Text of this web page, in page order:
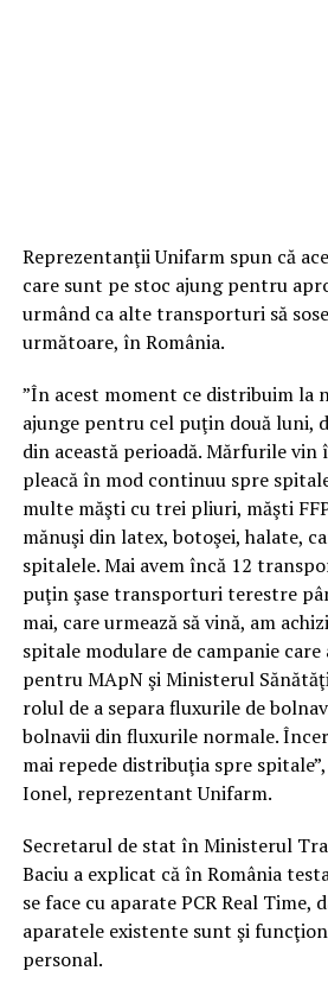
Reprezentanţii Unifarm spun că
care sunt pe stoc ajung pentru
urmând ca alte transporturi să
următoare, în România.
”În acest moment ce distribuim la
ajunge pentru cel puţin două luni,
din această perioadă. Mărfurile
pleacă în mod continuu spre
multe măşti cu trei pliuri, măşti
mănuşi din latex, botoşei, halate,
spitalele. Mai avem încă 12
puţin şase transporturi terestre
mai, care urmează să vină, am
spitale modulare de campanie
pentru MApN şi Ministerul
rolul de a separa fluxurile de
bolnavii din fluxurile normale.
mai repede distribuţia spre
Ionel, reprezentant Unifarm.
Secretarul de stat în Ministerul
Baciu a explicat că în România
se face cu aparate PCR Real Time,
aparatele existente sunt şi
personal.